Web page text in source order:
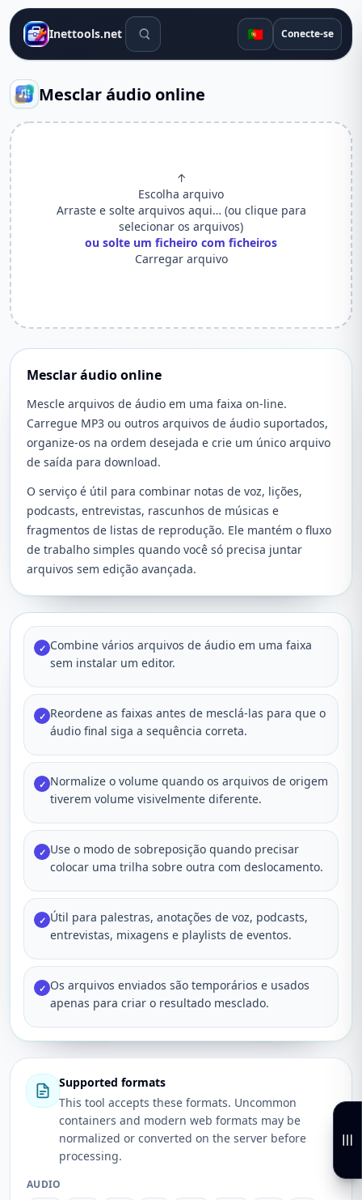
Inettools.net Ferramentas de pesquisa
🇵🇹 Conecte-se
Mesclar áudio online
↑
Escolha arquivo
Arraste e solte arquivos aqui… (ou clique para
selecionar os arquivos)
ou solte um ficheiro com ficheiros
Carregar arquivo
Mesclar áudio online
Mescle arquivos de áudio em uma faixa on-line.
Carregue MP3 ou outros arquivos de áudio suportados,
organize-os na ordem desejada e crie um único arquivo
de saída para download.
O serviço é útil para combinar notas de voz, lições,
podcasts, entrevistas, rascunhos de músicas e
fragmentos de listas de reprodução. Ele mantém o fluxo
de trabalho simples quando você só precisa juntar
arquivos sem edição avançada.
✓ Combine vários arquivos de áudio em uma faixa
sem instalar um editor.
✓ Reordene as faixas antes de mesclá-las para que o
áudio final siga a sequência correta.
✓ Normalize o volume quando os arquivos de origem
tiverem volume visivelmente diferente.
✓ Use o modo de sobreposição quando precisar
colocar uma trilha sobre outra com deslocamento.
✓ Útil para palestras, anotações de voz, podcasts,
entrevistas, mixagens e playlists de eventos.
✓ Os arquivos enviados são temporários e usados
apenas para criar o resultado mesclado.
Supported formats
This tool accepts these formats. Uncommon
containers and modern web formats may be
normalized or converted on the server before
processing.
AUDIO